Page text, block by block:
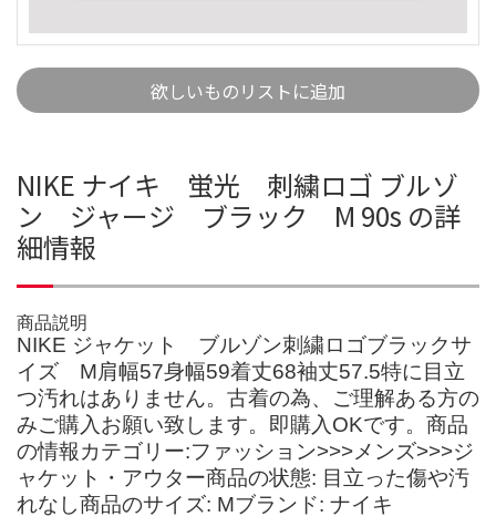
欲しいものリストに追加
NIKE ナイキ 蛍光 刺繍ロゴ ブルゾ
ン ジャージ ブラック M 90s の詳
細情報
商品説明
NIKE ジャケット ブルゾン刺繍ロゴブラックサ
イズ M肩幅57身幅59着丈68袖丈57.5特に目立
つ汚れはありません。古着の為、ご理解ある方の
みご購入お願い致します。即購入OKです。商品
の情報カテゴリー:ファッション>>>メンズ>>>ジ
ャケット・アウター商品の状態: 目立った傷や汚
れなし商品のサイズ: Mブランド: ナイキ